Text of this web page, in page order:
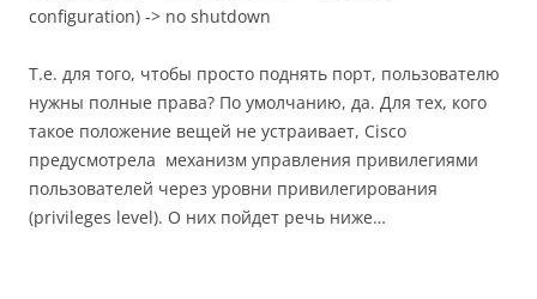
configuration) -> no shutdown
Т.е. для того, чтобы просто поднять порт, пользователю
нужны полные права? По умолчанию, да. Для тех, кого
такое положение вещей не устраивает, Cisco
предусмотрела механизм управления привилегиями
пользователей через уровни привилегирования
(privileges level). О них пойдет речь ниже…